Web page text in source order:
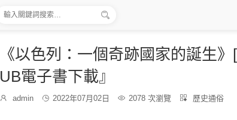

《以色列：一個奇跡國家的誕生
UB電子書下載』

博
admin  發
2022年07月02日  2078 次瀏覽 
分
歷史通俗